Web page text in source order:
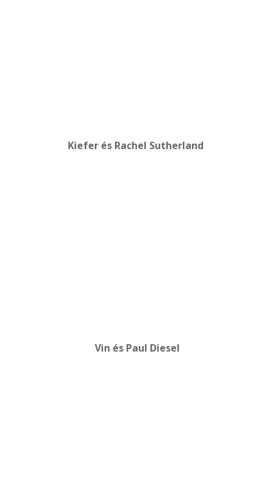
Kiefer és Rachel Sutherland
Vin és Paul Diesel